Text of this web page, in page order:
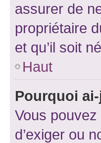
assurer de
propriétaire
et qu’il soit
Haut
Pourquoi
Vous
d’exiger ou